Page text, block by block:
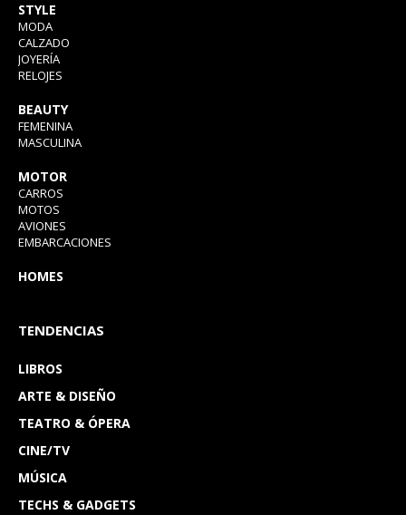
STYLE
MODA
CALZADO
JOYERÍA
RELOJES
BEAUTY
FEMENINA
MASCULINA
MOTOR
CARROS
MOTOS
AVIONES
EMBARCACIONES
HOMES
TENDENCIAS
LIBROS
ARTE & DISEÑO
TEATRO & ÓPERA
CINE/TV
MÚSICA
TECHS & GADGETS